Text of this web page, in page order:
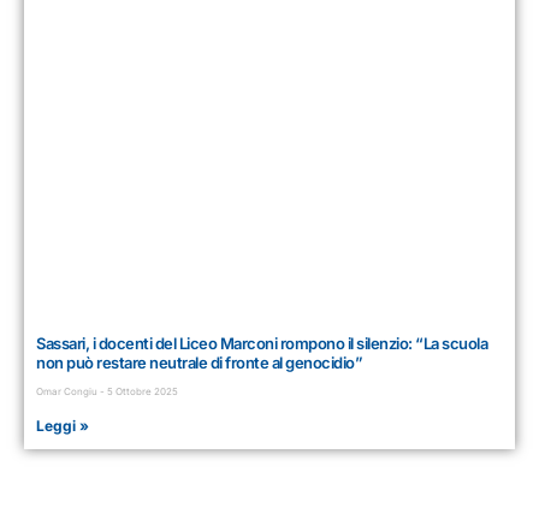
Sassari, i docenti del Liceo Marconi rompono il silenzio: “La scuola
non può restare neutrale di fronte al genocidio”
Omar Congiu 5 Ottobre 2025
Leggi »